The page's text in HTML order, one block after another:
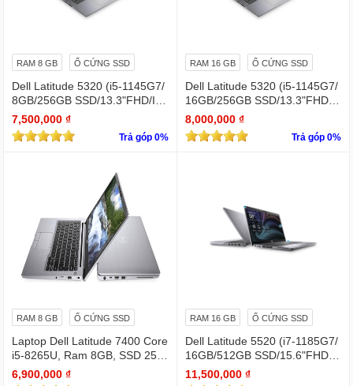
RAM 8 GB Ổ CỨNG SSD
Dell Latitude 5320 (i5-1145G7/
8GB/256GB SSD/13.3"FHD/Iris
Xe Graphics/Win11Pro)
7,500,000 ₫
Trả góp 0%
RAM 16 GB Ổ CỨNG SSD
Dell Latitude 5320 (i5-1145G7/
16GB/256GB SSD/13.3"FHD/Iri
s Xe Graphics/Win11Pro)
8,000,000 ₫
Trả góp 0%
RAM 8 GB Ổ CỨNG SSD
Laptop Dell Latitude 7400 Core
i5-8265U, Ram 8GB, SSD 256
GB, 14 Inch FHD silver
6,900,000 ₫
RAM 16 GB Ổ CỨNG SSD
Dell Latitude 5520 (i7-1185G7/
16GB/512GB SSD/15.6"FHD/Iri
s Xe Graphics/Win11Pro)
11,500,000 ₫